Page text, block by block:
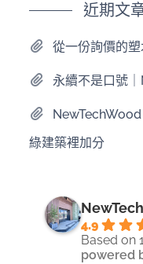
近期文
從一份詢價的
永續不是口號
綠建築裡加分
4.9
Based on
powered